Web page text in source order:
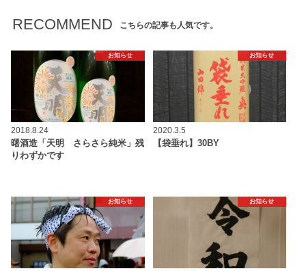
RECOMMEND こちらの記事も人気です。
お知らせ
2018.8.24
曙酒造「天明 さらさら純米」残
りわずかです
お知らせ
2020.3.5
【袋垂れ】30BY
お知らせ お知らせ